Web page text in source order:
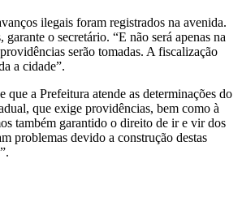
ilegais foram registrados na avenida.
garante o secretário. “E não será apenas na
serão tomadas. A fiscalização
a cidade”.
que a Prefeitura atende as determinações do
que exige providências, bem como à
também garantido o direito de ir e vir dos
problemas devido a construção destas